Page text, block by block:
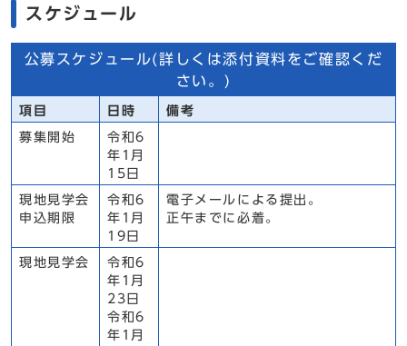
スケジュール
公募スケジュール(詳しくは添付資料をご確認くだ
さい。)
項目 日時 備考
募集開始
令和6
年1月
15日
現地見学会
申込期限
令和6
年1月
19日
電子メールによる提出。
正午までに必着。
現地見学会
令和6
年1月
23日
令和6
年1月